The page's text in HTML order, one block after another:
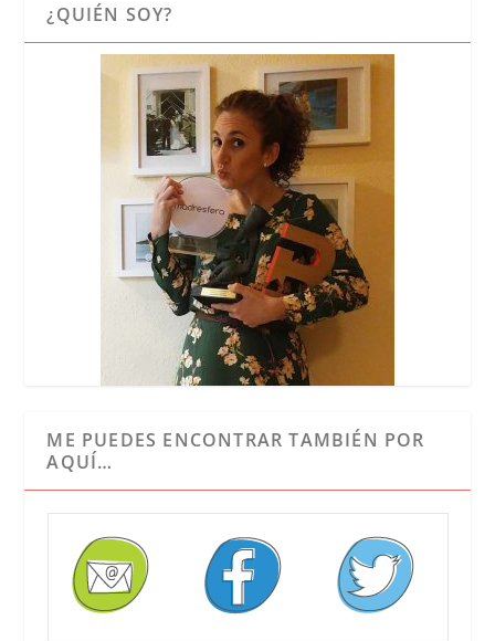
¿QUIÉN SOY?
ME PUEDES ENCONTRAR TAMBIÉN POR
AQUÍ…